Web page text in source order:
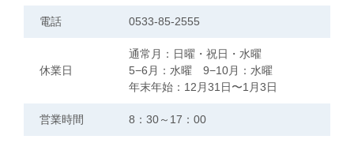
電話 0533-85-2555
休業日
通常月：日曜・祝日・水曜
5−6月：水曜 9−10月：水曜
年末年始：12月31日〜1月3日
営業時間 8：30～17：00